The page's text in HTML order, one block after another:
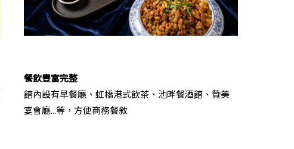
餐飲豐富完整
館內設有早餐廳、虹橋港式飲茶、池畔餐酒館、贊美
宴會廳...等，方便商務餐敘